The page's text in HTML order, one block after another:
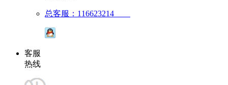
总客服：116623214
客服
热线